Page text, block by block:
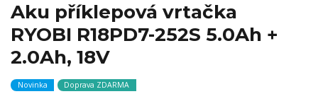
Aku příklepová vrtačka
RYOBI R18PD7-252S 5.0Ah +
2.0Ah, 18V
Novinka Doprava ZDARMA